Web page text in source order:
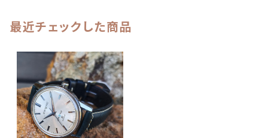
最近チェックした商品